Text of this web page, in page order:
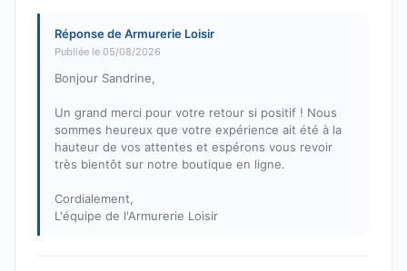
Réponse de Armurerie Loisir
Publiée le 05/08/2026
Bonjour Sandrine,
Un grand merci pour votre retour si positif ! Nous
sommes heureux que votre expérience ait été à la
hauteur de vos attentes et espérons vous revoir
très bientôt sur notre boutique en ligne.
Cordialement,
L'équipe de l'Armurerie Loisir